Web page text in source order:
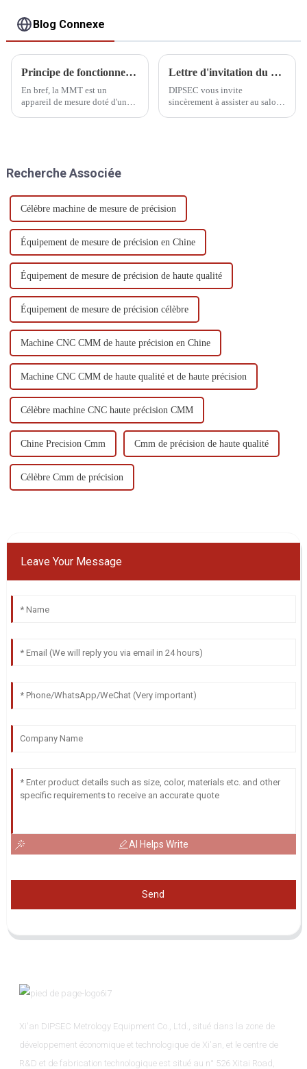
Blog Connexe
Principe de fonctionnement et caractéristiques de performance de la CMM
En bref, la MMT est un
appareil de mesure doté d'un
permettant de placer la pièce.
Lettre d'invitation du CIMT
DIPSEC vous invite
sincèrement à assister au salon
Recherche Associée
Célèbre machine de mesure de précision
Équipement de mesure de précision en Chine
Équipement de mesure de précision de haute qualité
Équipement de mesure de précision célèbre
Machine CNC CMM de haute précision en Chine
Machine CNC CMM de haute qualité et de haute précision
Célèbre machine CNC haute précision CMM
Chine Precision Cmm Cmm de précision de haute qualité
Célèbre Cmm de précision
Leave Your Message
AI Helps Write
Send
Xi'an DIPSEC Metrology Equipment Co., Ltd., situé dans la zone de
développement économique et technologique de Xi'an, et le centre de
R&D et de fabrication technologique est situé au n° 526 Xitai Road,